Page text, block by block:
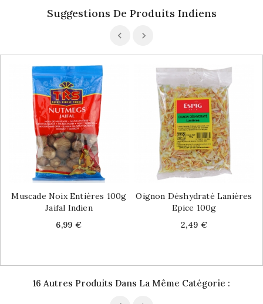
Suggestions De Produits Indiens
Muscade Noix Entières 100g
Jaifal Indien
Price
6,99 €
Oignon Déshydraté Lanières
Epice 100g
Price
2,49 €
16 Autres Produits Dans La Même Catégorie :